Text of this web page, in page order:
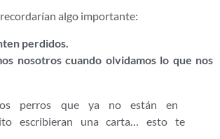
algo importante:
perdidos.
nosotros cuando olvidamos lo que nos